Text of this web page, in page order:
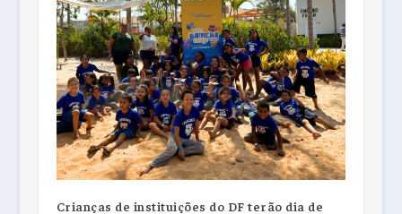
Crianças de instituições do DF terão dia de